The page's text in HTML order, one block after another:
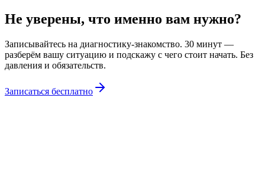
Не уверены, что именно вам нужно?
Записывайтесь на диагностику-знакомство. 30 минут —
разберём вашу ситуацию и подскажу с чего стоит начать. Без
давления и обязательств.
Записаться бесплатно